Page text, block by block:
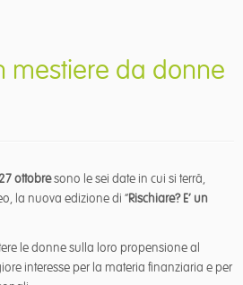
mestiere da donne
ottobresono le sei date in cui si terrà,
la nuova edizione di “Rischiare? E’ un
le donne sulla loro propensione al
interesse per la materia finanziaria e per